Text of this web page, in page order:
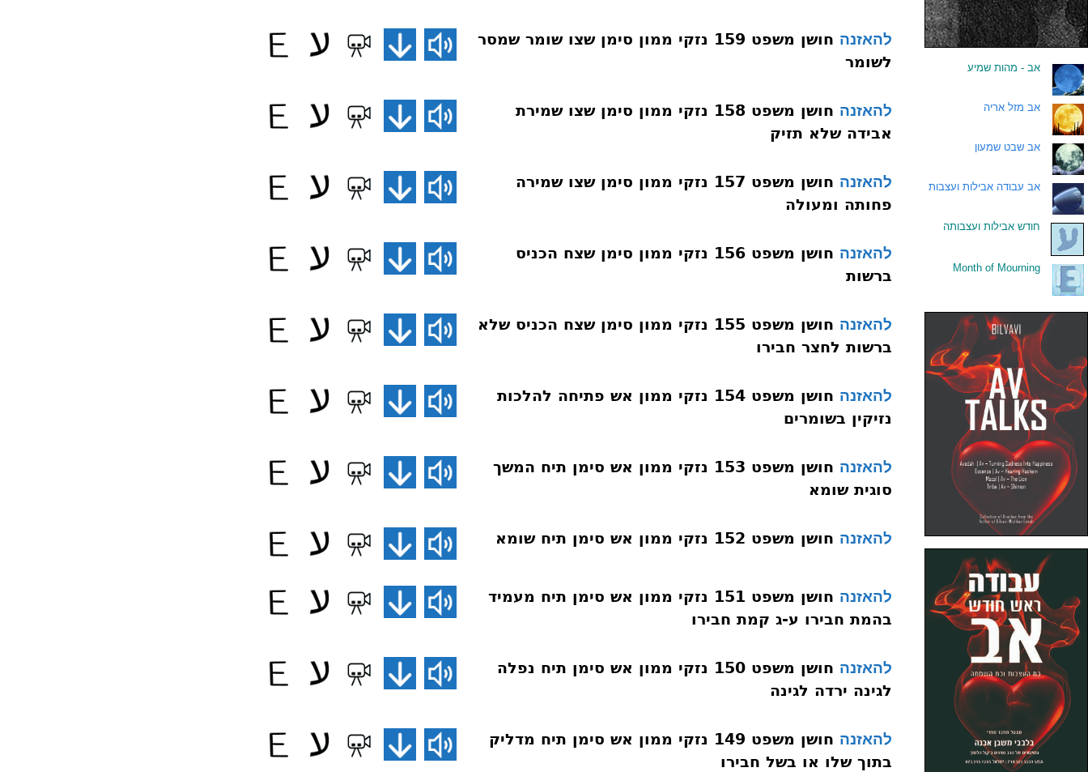
להאזנה
חושן משפט 159 נזקי ממון סימן שצו שומר שמסר
לשומר
להאזנה
חושן משפט 158 נזקי ממון סימן שצו שמירת
אבידה שלא תזיק
להאזנה
חושן משפט 157 נזקי ממון סימן שצו שמירה
פחותה ומעולה
להאזנה
חושן משפט 156 נזקי ממון סימן שצח הכניס
ברשות
להאזנה
חושן משפט 155 נזקי ממון סימן שצח הכניס שלא
ברשות לחצר חבירו
להאזנה
חושן משפט 154 נזקי ממון אש פתיחה להלכות
נזיקין בשומרים
להאזנה
חושן משפט 153 נזקי ממון אש סימן תיח המשך
סוגית שומא
להאזנה חושן משפט 152 נזקי ממון אש סימן תיח שומא
להאזנה
חושן משפט 151 נזקי ממון אש סימן תיח מעמיד
בהמת חבירו ע-ג קמת חבירו
להאזנה
חושן משפט 150 נזקי ממון אש סימן תיח נפלה
לגינה ירדה לגינה
להאזנה
חושן משפט 149 נזקי ממון אש סימן תיח מדליק
בתוך שלו או בשל חבירו
אב - מהות שמיע
אב מזל אריה
אב שבט שמעון
אב עבודה אבילות ועצבות
חודש אבילות ועצבותה
Month of Mourning